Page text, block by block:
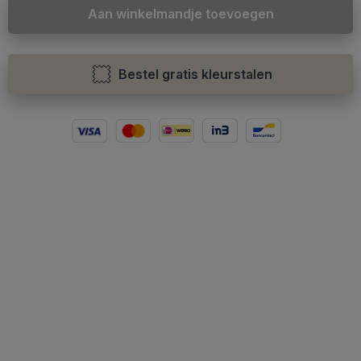
Aan winkelmandje toevoegen
Bestel gratis kleurstalen